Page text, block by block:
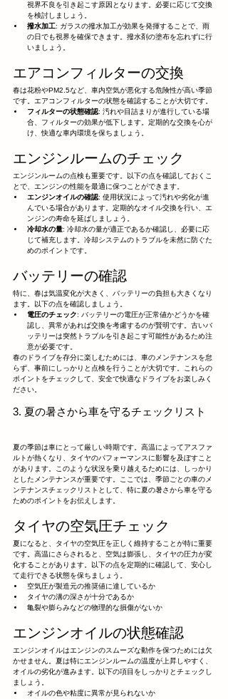
視界不良を引き起こす原因となります。必要に応じて交換
を検討しましょう。
撥水加工: ガラスの撥水加工が効果を発揮することで、雨
の日でも視界を確保できます。撥水剤の塗布を忘れずに行
いましょう。
エアコンフィルターの交換
春は花粉やPM2.5など、車内空気が悪化する危険性が高い季節
です。エアコンフィルターの状態を確認することが大切です。
フィルターの状態確認: 汚れや目詰まりが進行している場
合、フィルターの効果が低下します。定期的な交換を心が
け、快適な車内環境を保ちましょう。
エンジンルームのチェック
エンジンルームの点検も重要です。以下の点を確認しておくこ
とで、エンジンの性能を最適に保つことができます。
エンジンオイルの確認: 使用状況によって汚れや劣化が進
んでいる場合があります。定期的なオイル交換を行い、エ
ンジンの寿命を延ばしましょう。
冷却水の量: 冷却水の量が適正であるか確認し、必要に応
じて補充します。冷却システムのトラブルを未然に防ぐた
めのポイントです。
バッテリーの確認
特に、春は気温変化が大きく、バッテリーの負担も大きくなり
ます。以下の点を確認しましょう。
電圧のチェック: バッテリーの電圧が正常値かどうかを確
認し、異常があれば交換を考慮するのが賢明です。古いバ
ッテリーは突然トラブルを引き起こす可能性があるため注
意が必要です。
春のドライブを存分に楽しむためには、車のメンテナンスを怠
らず、事前にしっかりと点検を行うことが大切です。これらの
ポイントをチェックして、安全で快適なドライブをお楽しみく
ださい。
3. 夏の暑さから車を守るチェックリスト
夏の季節は車にとって厳しい時期です。高温によってアスファ
ルトが熱くなり、タイヤのパフォーマンスに影響を及ぼすこと
があります。このような状況を乗り越えるためには、しっかり
としたメンテナンスが重要です。ここでは、季節ごとの車のメ
ンテナンスチェックリストとして、特に夏の暑さから車を守る
ためのポイントをお伝えします。
タイヤの空気圧チェック
夏になると、タイヤの空気圧を正しく維持することが特に重要
です。高温にさらされると、空気は膨張し、タイヤの圧力が変
化することがあります。以下の点を定期的に確認して、安心し
て走行できる状態を保ちましょう。
空気圧が製造元の推奨値に達しているか
タイヤの溝の深さが十分であるか
亀裂や膨らみなどの物理的な損傷がないか
エンジンオイルの状態確認
エンジンオイルはエンジンのスムーズな動作を保つためには欠
かせません。夏は特にエンジンルームの温度が上昇しやすく、
オイルの劣化が進みます。以下の項目をしっかりとチェックし
ましょう。
オイルの色や粘度に異常が見られないか